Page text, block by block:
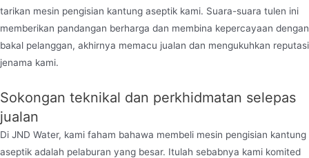
tarikan mesin pengisian kantung aseptik kami. Suara-suara tulen ini
memberikan pandangan berharga dan membina kepercayaan dengan
bakal pelanggan, akhirnya memacu jualan dan mengukuhkan reputasi
jenama kami.
Sokongan teknikal dan perkhidmatan selepas
jualan
Di JND Water, kami faham bahawa membeli mesin pengisian kantung
aseptik adalah pelaburan yang besar. Itulah sebabnya kami komited